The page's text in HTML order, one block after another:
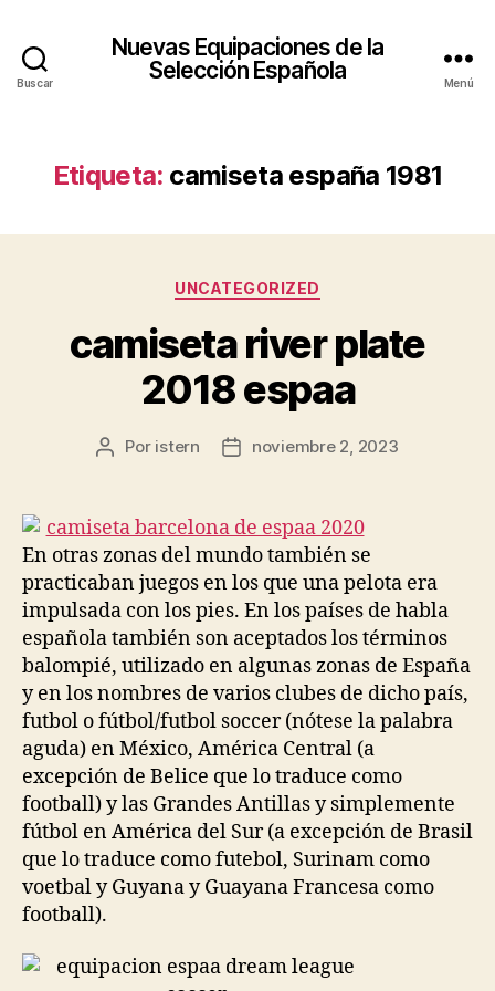
Buscar
Nuevas Equipaciones de la
Selección Española
Menú
Etiqueta: camiseta españa 1981
Categorías
UNCATEGORIZED
camiseta river plate
2018 espaa
Autor
entrada
Por istern
Fecha
entrada
noviembre 2, 2023
En otras zonas del mundo también se
practicaban juegos en los que una pelota era
impulsada con los pies. En los países de habla
española también son aceptados los términos
balompié, utilizado en algunas zonas de España
y en los nombres de varios clubes de dicho país,
futbol o fútbol/futbol soccer (nótese la palabra
aguda) en México, América Central (a
excepción de Belice que lo traduce como
football) y las Grandes Antillas y simplemente
fútbol en América del Sur (a excepción de Brasil
que lo traduce como futebol, Surinam como
voetbal y Guyana y Guayana Francesa como
football).